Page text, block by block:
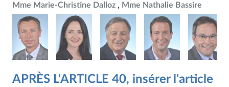
Mme Marie-Christine Dalloz
Mme Nathalie Bassire
APRÈS L'ARTICLE 40, insérer l'article